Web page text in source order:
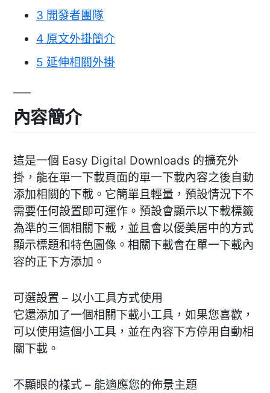
3 開發者團隊
4 原文外掛簡介
5 延伸相關外掛
內容簡介
這是一個 Easy Digital Downloads 的擴充外
掛，能在單一下載頁面的單一下載內容之後自動
添加相關的下載。它簡單且輕量，預設情況下不
需要任何設置即可運作。預設會顯示以下載標籤
為準的三個相關下載，並且會以優美居中的方式
顯示標題和特色圖像。相關下載會在單一下載內
容的正下方添加。
可選設置 – 以小工具方式使用
它還添加了一個相關下載小工具，如果您喜歡，
可以使用這個小工具，並在內容下方停用自動相
關下載。
不顯眼的樣式 – 能適應您的佈景主題